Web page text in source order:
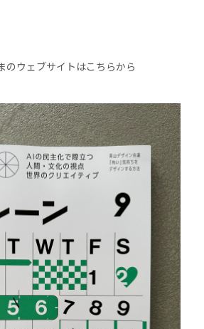
のウェブサイトはこちらから